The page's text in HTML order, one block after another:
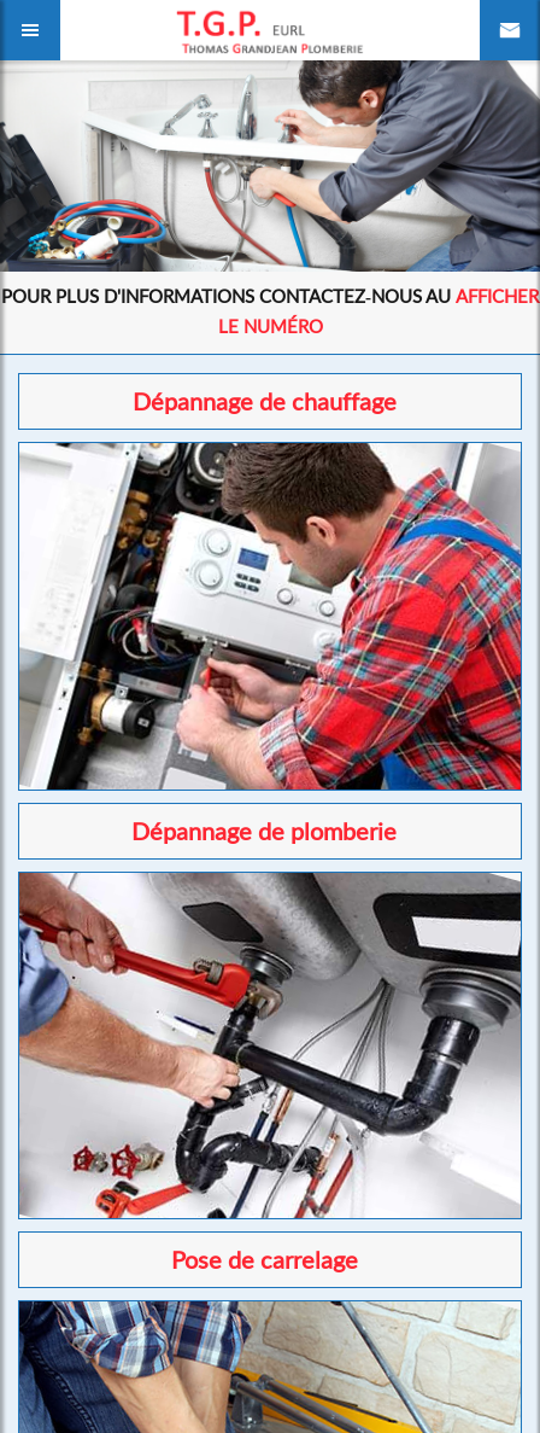
POUR PLUS D'INFORMATIONS CONTACTEZ-NOUS AU AFFICHER
LE NUMÉRO
Dépannage de chauffage
Dépannage de plomberie
Pose de carrelage